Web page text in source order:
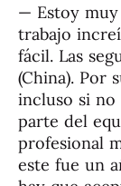
— Estoy
trabajo
fácil. Las
(China). Por
incluso si no
parte del
profesional
este fue un